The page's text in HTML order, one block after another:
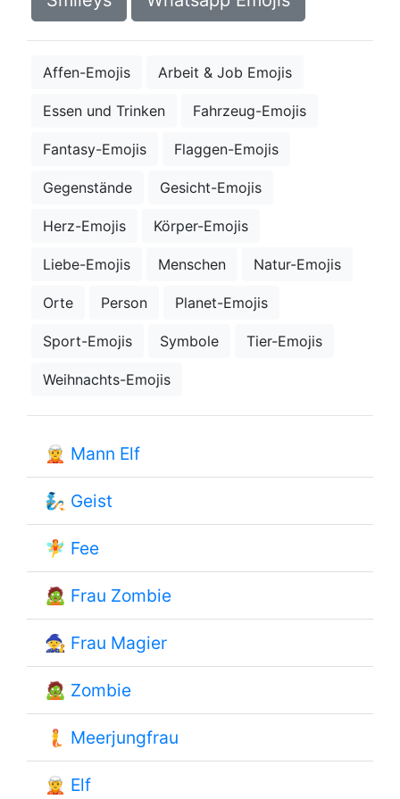
Affen-Emojis Arbeit & Job Emojis
Essen und Trinken Fahrzeug-Emojis
Fantasy-Emojis Flaggen-Emojis
Gegenstände Gesicht-Emojis
Herz-Emojis Körper-Emojis
Liebe-Emojis Menschen Natur-Emojis
Orte Person Planet-Emojis
Sport-Emojis Symbole Tier-Emojis
Weihnachts-Emojis
🧝 Mann Elf
🧞 Geist
🧚 Fee
🧟 Frau Zombie
🧙 Frau Magier
🧟 Zombie
🧜 Meerjungfrau
🧝 Elf